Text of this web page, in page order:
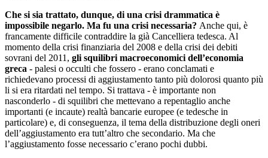
Che si sia trattato, dunque, di una crisi drammatica è
impossibile negarlo. Ma fu una crisi necessaria? Anche qui, è
francamente difficile contraddire la già Cancelliera tedesca. Al
momento della crisi finanziaria del 2008 e della crisi dei debiti
sovrani del 2011, gli squilibri macroeconomici dell’economia
greca - palesi o occulti che fossero - erano conclamati e
richiedevano processi di aggiustamento tanto più dolorosi quanto più
li si era ritardati nel tempo. Si trattava - è importante non
nasconderlo - di squilibri che mettevano a repentaglio anche
importanti (e incaute) realtà bancarie europee (e tedesche in
particolare) e, di conseguenza, il tema della distribuzione degli oneri
dell’aggiustamento era tutt’altro che secondario. Ma che
l’aggiustamento fosse necessario c’erano pochi dubbi.